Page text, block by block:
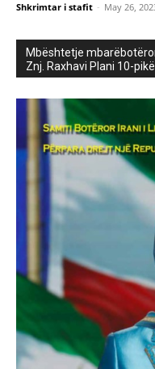
Shkrimtar i stafit - May 26,
Mbështetje
Znj. Raxhavi Plani 10-